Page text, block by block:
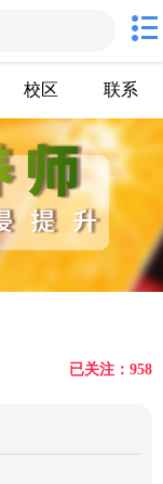
校区 联系
已关注：958